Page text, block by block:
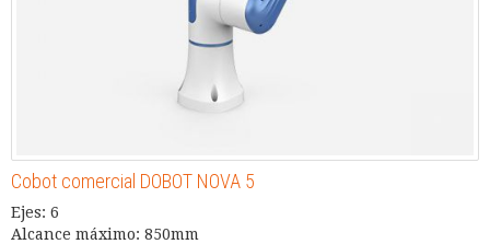
Cobot comercial DOBOT NOVA 5
Ejes: 6
Alcance máximo: 850mm